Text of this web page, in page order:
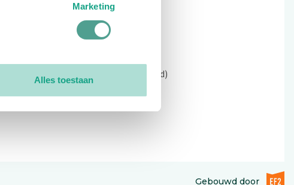
Marketing
Alles toestaan
Open: 09:00 - 12:30 (alleen ochtend)
Gebouwd doorEF2